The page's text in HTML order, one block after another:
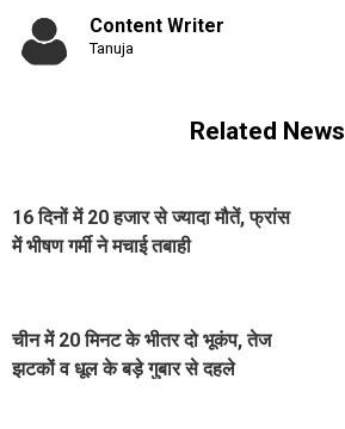
Content Writer
Tanuja
Related News
16 दिनों में 20 हजार से ज्यादा मौतें, फ्रांस
में भीषण गर्मी ने मचाई तबाही
चीन में 20 मिनट के भीतर दो भूकंप, तेज
झटकों व धूल के बड़े गुबार से दहले